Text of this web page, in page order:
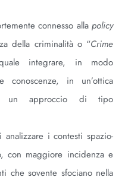
connesso alla policy
della criminalità o “Crime
integrare, in modo
conoscenze, in un’ottica
un approccio di tipo
i contesti spazio-
con maggiore incidenza e
che sovente sfociano nella